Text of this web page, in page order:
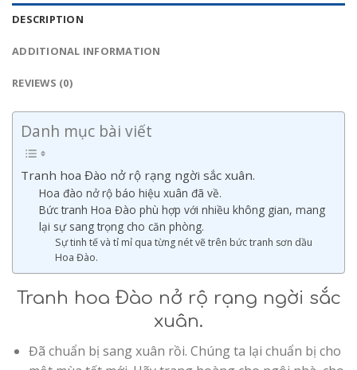
DESCRIPTION
ADDITIONAL INFORMATION
REVIEWS (0)
Danh mục bài viết
Tranh hoa Đào nở rộ rạng ngời sắc xuân.
Hoa đào nở rộ báo hiệu xuân đã về.
Bức tranh Hoa Đào phù hợp với nhiều không gian, mang
lại sự sang trọng cho căn phòng.
Sự tinh tế và tỉ mỉ qua từng nét vẽ trên bức tranh sơn dầu
Hoa Đào.
Tranh hoa Đào nở rộ rạng ngời sắc
xuân.
Đã chuẩn bị sang xuân rồi. Chúng ta lại chuẩn bị cho